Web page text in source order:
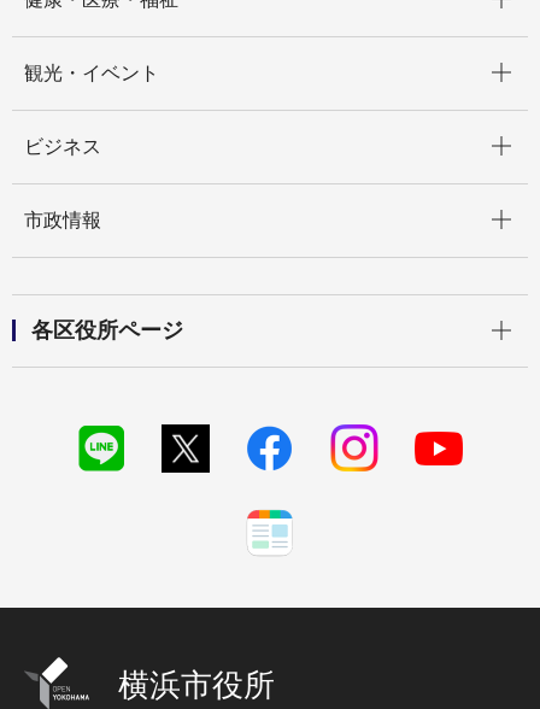
観光・イベント
ビジネス
市政情報
各区役所ページ
横浜市役所